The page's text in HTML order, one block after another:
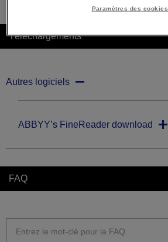
Téléchargements
Autres logiciels
ABBYY’s FineReader download
FAQ
Paramètres des cookies